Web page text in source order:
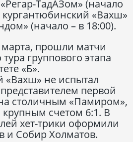
ТадАЗом» (начало
кургантюбинский «Вахш»
(начало – в 18:00).
прошли матчи
группового этапа
«Б».
«Вахш» не испытал
первой
столичным «Памиром»,
счетом 6:1. В
хет-трики оформили
и Собир Холматов.